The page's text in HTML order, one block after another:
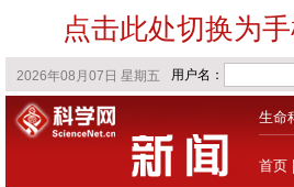
点击此处切换为
生命
首页